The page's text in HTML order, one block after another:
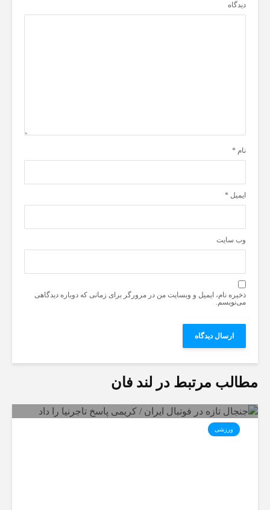
دیدگاه
نام *
ایمیل *
وب‌ سایت
ذخیره نام، ایمیل و وبسایت من در مرورگر برای زمانی که دوباره دیدگاهی
می‌نویسم.
مطالب مرتبط در لند فان
ورزشی